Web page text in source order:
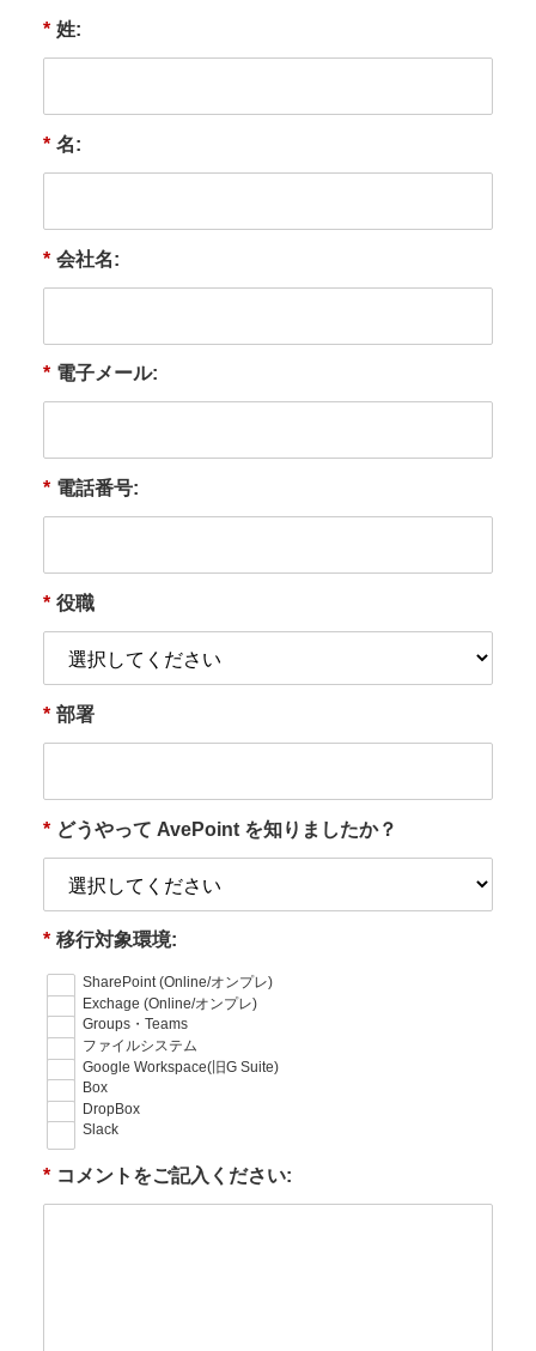
* 姓:
* 名:
* 会社名:
* 電子メール:
* 電話番号:
* 役職
* 部署
* どうやって AvePoint を知りましたか？
* 移行対象環境:
SharePoint (Online/オンプレ)
Exchage (Online/オンプレ)
Groups・Teams
ファイルシステム
Google Workspace(旧G Suite)
Box
DropBox
Slack
* コメントをご記入ください: